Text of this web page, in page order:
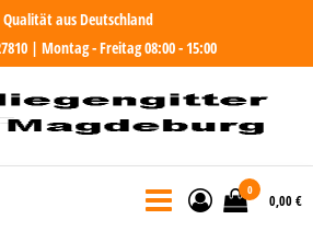
Qualität aus Deutschland
| Montag - Freitag 08:00 - 15:00
Fliegengitter für Magdeburg und
Region. Made in Germany0
0,00 €